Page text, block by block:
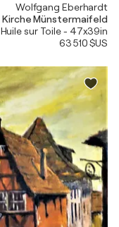
Wolfgang Eberhardt
Kirche Münstermaifeld
Huile sur Toile - 47x39in
63 510 $US